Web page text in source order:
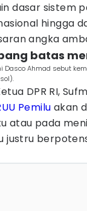
dasar sistem
hingga
angka
batas
Dasco Ahmad sebut
DPR RI,
Pemilu akan
atau pada
justru